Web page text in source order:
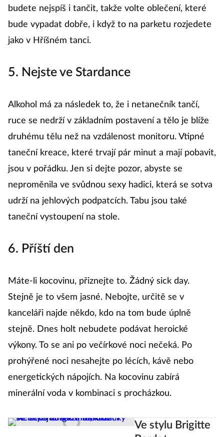
budete nejspíš i tančit, takže volte oblečení, které
bude vypadat dobře, i když to na parketu rozjedete
jako v Hříšném tanci.
5. Nejste ve Stardance
Alkohol má za následek to, že i netanečník tančí,
ruce se nedrží v základním postavení a tělo je blíže
druhému tělu než na vzdálenost monitoru. Vtipné
taneční kreace, které trvají pár minut a mají pobavit,
jsou v pořádku. Jen si dejte pozor, abyste se
neproměnila ve svůdnou sexy hadici, která se sotva
udrží na jehlových podpatcích. Tabu jsou také
taneční vystoupení na stole.
6. Příští den
Máte-li kocovinu, přiznejte to. Žádný sick day.
Stejně je to všem jasné. Nebojte, určitě se v
kanceláři najde někdo, kdo na tom bude úplně
stejně. Dnes holt nebudete podávat heroické
výkony. To se ani po večírkové noci nečeká. Po
prohýřené noci nesahejte po lécích, kávě nebo
energetických nápojích. Na kocovinu zabírá
minerální voda v kombinaci s procházkou.
Ve stylu Brigitte